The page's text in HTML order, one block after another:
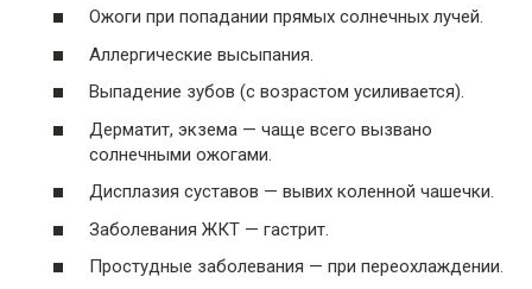
Ожоги при попадании прямых солнечных лучей.
Аллергические высыпания.
Выпадение зубов (с возрастом усиливается).
Дерматит, экзема — чаще всего вызвано
солнечными ожогами.
Дисплазия суставов — вывих коленной чашечки.
Заболевания ЖКТ — гастрит.
Простудные заболевания — при переохлаждении.